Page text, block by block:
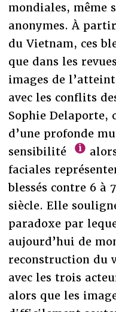
mondiales, même
anonymes. À
du Vietnam, ces
que dans les
images de
avec les conflits
Sophie Delaporte,
d’une profonde
sensibilité
faciales
blessés contre 6 à
siècle. Elle
paradoxe par
aujourd’hui de
reconstruction du
avec les trois
alors que les